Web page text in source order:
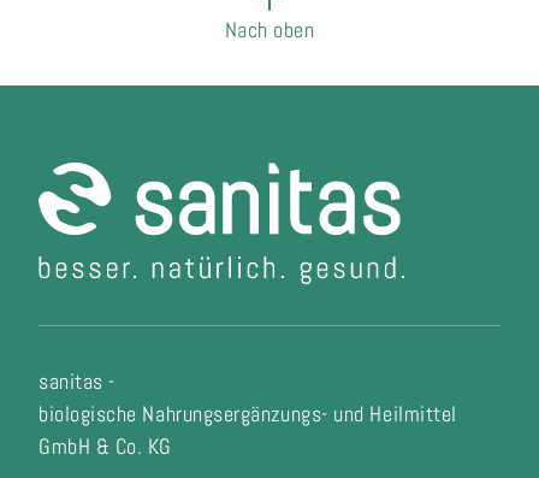
Nach oben
sanitas -
biologische Nahrungsergänzungs- und Heilmittel
GmbH & Co. KG